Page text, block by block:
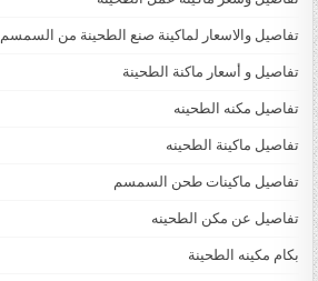
تفاصيل والاسعار لماكينة صنع الطحينة من السمسم
تفاصيل و أسعار ماكنة الطحينة
تفاصيل مكنه الطحينه
تفاصيل ماكينة الطحينه
تفاصيل ماكينات طحن السمسم
تفاصيل عن مكن الطحينه
بكام مكينه الطحينة